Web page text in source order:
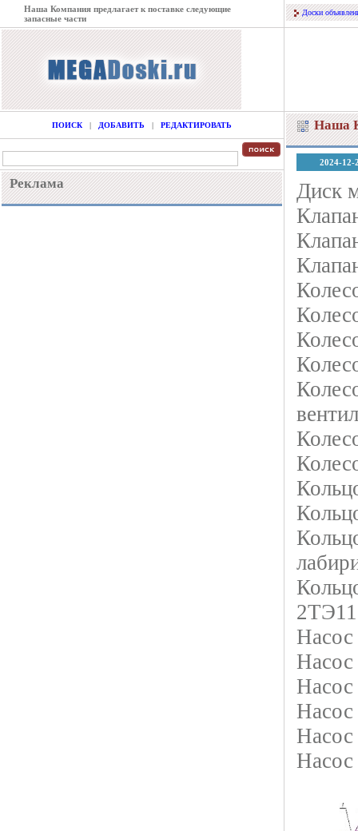
Наша Компания предлагает к поставке следующие
запасные части
Доски
ПОИСК | ДОБАВИТЬ | РЕДАКТИРОВАТЬ
Реклама
Наша
2024-12-
Диск